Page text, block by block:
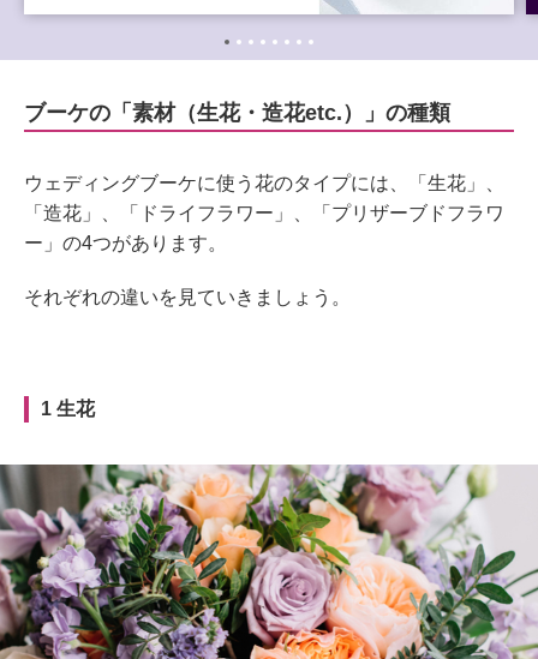
ブーケの「素材（生花・造花etc.）」の種類
ウェディングブーケに使う花のタイプには、「生花」、
「造花」、「ドライフラワー」、「プリザーブドフラワ
ー」の4つがあります。
それぞれの違いを見ていきましょう。
1 生花